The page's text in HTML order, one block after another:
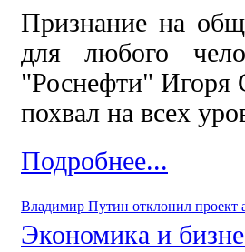
Признание на
для любого
"Роснефти" Игоря
похвал на всех
Подробнее...
Владимир Путин отклонил проект
Экономика и